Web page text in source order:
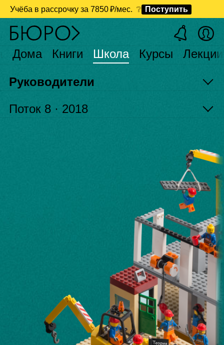
Учёба в рассрочку за 7850 ₽/мес. ❔ Поступить
Дома Книги Школа Курсы Лекции
Руководители
Поток 8 · 2018